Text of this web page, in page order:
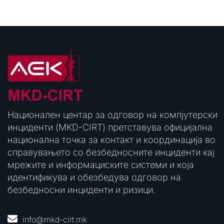
Национален центар за одговор на компјутерски
инциденти (MKD-CIRT) претставува официјална
национална точка за контакт и координација во
справувањето со безбедносните инциденти кај
мрежите и информациските системи и која
идентификува и обезбедува одговор на
безбедносни инциденти и ризици.
info@mkd-cirt.mk